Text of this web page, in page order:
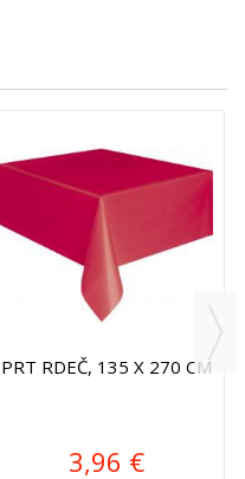
PRT RDEČ, 135 X 270 CM
3,96 €